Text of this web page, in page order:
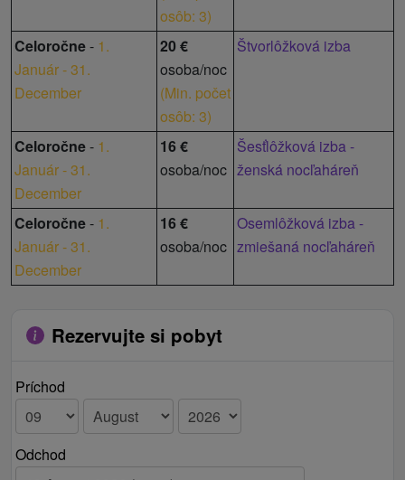
osôb: 3)
Celoročne- 1.
Január - 31.
December
20 €
osoba/noc
(Min. počet
osôb: 3)
Štvorlôžková izba
Celoročne- 1.
Január - 31.
December
16 €
osoba/noc
Šesťlôžková izba -
ženská nocľaháreň
Celoročne- 1.
Január - 31.
December
16 €
osoba/noc
Osemlôžková izba -
zmiešaná nocľaháreň
Rezervujte si pobyt
Príchod
Odchod